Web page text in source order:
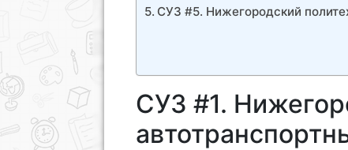
СУЗ #5. Нижегородский
СУЗ #1.